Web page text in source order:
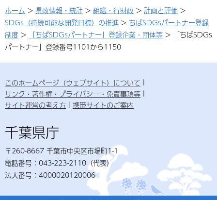
ホーム > 県政情報・統計 > 組織・行財政 > 計画と評価 >
SDGs（持続可能な開発目標）の推進 > ちばSDGsパートナー登録
制度 > 「ちばSDGsパートナー」登録企業・団体等 > 「ちばSDGs
パートナー」登録番号1101から1150
このホームページ（ウェブサイト）について
リンク・著作権・プライバシー・免責事項等
サイト運営の考え方
携帯サイトのご案内
千葉県庁
〒260-8667 千葉市中央区市場町1-1
電話番号：043-223-2110（代表）
法人番号：4000020120006